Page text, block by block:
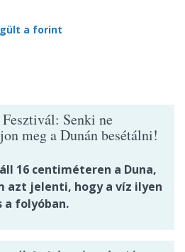
a forint
Senki ne
meg a Dunán besétálni!
16 centiméteren a Duna,
azt jelenti, hogy a víz ilyen
a folyóban.